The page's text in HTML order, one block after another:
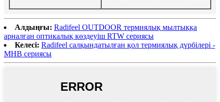
Алдыңғы: Radifeel OUTDOOR термиялық мылтыққа
арналған оптикалық көздеуіш RTW сериясы
Келесі: Radifeel салқындатылған қол термиялық дүрбілері -
MHB сериясы